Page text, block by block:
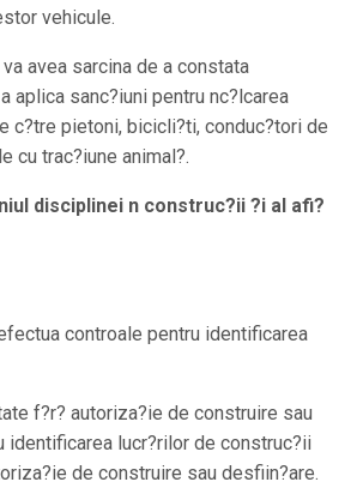
vehicule.
avea sarcina de a constata
aplica sanc?iuni pentru nc?lcarea
c?tre pietoni, bicicli?ti, conduc?tori de
cu trac?iune animal?.
disciplinei n construc?ii ?i al afi?
controale pentru identificarea
f?r? autoriza?ie de construire sau
identificarea lucr?rilor de construc?ii
de construire sau desfiin?are.